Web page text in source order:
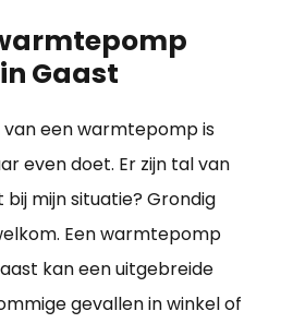
Gaast
een warmtepomp is
even doet. Er zijn tal van
mijn situatie? Grondig
Een warmtepomp
kan een uitgebreide
gevallen in winkel of